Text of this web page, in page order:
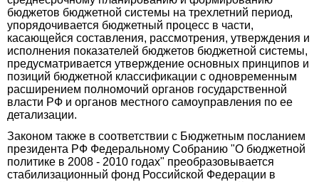
бюджетов бюджетной системы на трехлетний период,
упорядочивается бюджетный процесс в части,
касающейся составления, рассмотрения, утверждения и
исполнения показателей бюджетов бюджетной системы,
предусматривается утверждение основных принципов и
позиций бюджетной классификации с одновременным
расширением полномочий органов государственной
власти РФ и органов местного самоуправления по ее
детализации.
Законом также в соответствии с Бюджетным посланием
президента РФ Федеральному Собранию "О бюджетной
политике в 2008 - 2010 годах" преобразовывается
стабилизационный фонд Российской Федерации в